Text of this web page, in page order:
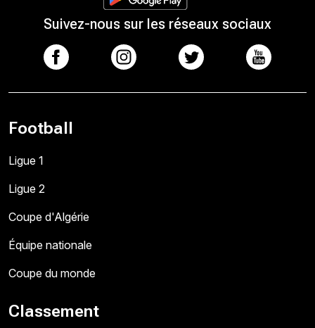
Suivez-nous sur les réseaux sociaux
Football
Ligue 1
Ligue 2
Coupe d'Algérie
Équipe nationale
Coupe du monde
Classement